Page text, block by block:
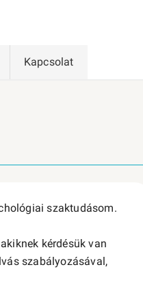
Kapcsolat
szaktudásom.
kérdésük van
szabályozásával,